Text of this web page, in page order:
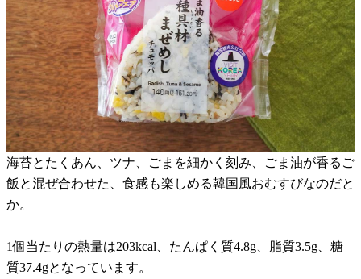
海苔とたくあん、ツナ、ごまを細かく刻み、ごま油が香るご
飯と混ぜ合わせた、食感も楽しめる韓国風おむすびなのだと
か。
1個当たりの熱量は203kcal、たんぱく質4.8g、脂質3.5g、糖
質37.4gとなっています。